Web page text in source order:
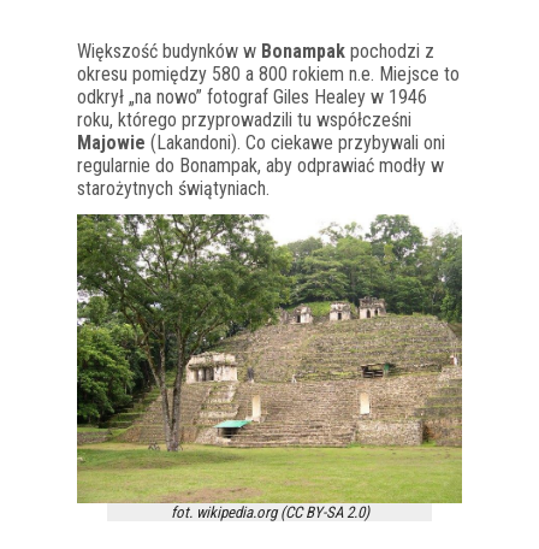
Większość budynków w Bonampak pochodzi z
okresu pomiędzy 580 a 800 rokiem n.e. Miejsce to
odkrył „na nowo” fotograf Giles Healey w 1946
roku, którego przyprowadzili tu współcześni
Majowie (Lakandoni). Co ciekawe przybywali oni
regularnie do Bonampak, aby odprawiać modły w
starożytnych świątyniach.
fot. wikipedia.org (CC BY-SA 2.0)